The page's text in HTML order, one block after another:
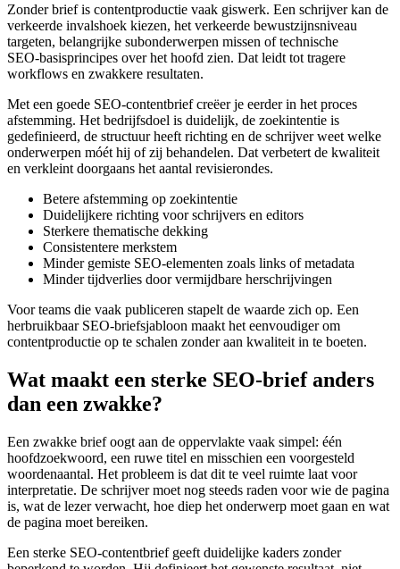
Zonder brief is contentproductie vaak giswerk. Een schrijver kan de
verkeerde invalshoek kiezen, het verkeerde bewustzijnsniveau
targeten, belangrijke subonderwerpen missen of technische
SEO‑basisprincipes over het hoofd zien. Dat leidt tot tragere
workflows en zwakkere resultaten.
Met een goede SEO‑contentbrief creëer je eerder in het proces
afstemming. Het bedrijfsdoel is duidelijk, de zoekintentie is
gedefinieerd, de structuur heeft richting en de schrijver weet welke
onderwerpen móét hij of zij behandelen. Dat verbetert de kwaliteit
en verkleint doorgaans het aantal revisierondes.
Betere afstemming op zoekintentie
Duidelijkere richting voor schrijvers en editors
Sterkere thematische dekking
Consistentere merkstem
Minder gemiste SEO‑elementen zoals links of metadata
Minder tijdverlies door vermijdbare herschrijvingen
Voor teams die vaak publiceren stapelt de waarde zich op. Een
herbruikbaar SEO‑briefsjabloon maakt het eenvoudiger om
contentproductie op te schalen zonder aan kwaliteit in te boeten.
Wat maakt een sterke SEO‑brief anders
dan een zwakke?
Een zwakke brief oogt aan de oppervlakte vaak simpel: één
hoofdzoekwoord, een ruwe titel en misschien een voorgesteld
woordenaantal. Het probleem is dat dit te veel ruimte laat voor
interpretatie. De schrijver moet nog steeds raden voor wie de pagina
is, wat de lezer verwacht, hoe diep het onderwerp moet gaan en wat
de pagina moet bereiken.
Een sterke SEO‑contentbrief geeft duidelijke kaders zonder